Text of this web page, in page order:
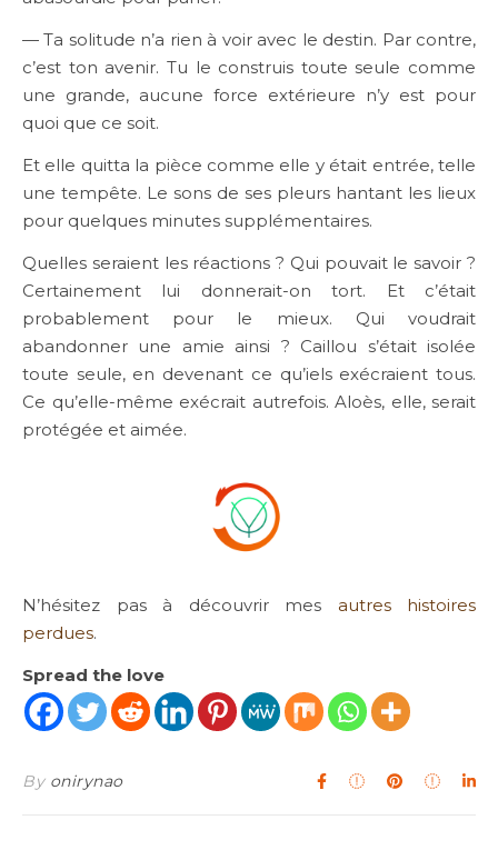
— Ta solitude n’a rien à voir avec le destin. Par contre,
c’est ton avenir. Tu le construis toute seule comme
une grande, aucune force extérieure n’y est pour
quoi que ce soit.
Et elle quitta la pièce comme elle y était entrée, telle
une tempête. Le sons de ses pleurs hantant les lieux
pour quelques minutes supplémentaires.
Quelles seraient les réactions ? Qui pouvait le savoir ?
Certainement lui donnerait-on tort. Et c’était
probablement pour le mieux. Qui voudrait
abandonner une amie ainsi ? Caillou s’était isolée
toute seule, en devenant ce qu’iels exécraient tous.
Ce qu’elle-même exécrait autrefois. Aloès, elle, serait
protégée et aimée.
N’hésitez pas à découvrir mes autres histoires
perdues.
Spread the love
By onirynao